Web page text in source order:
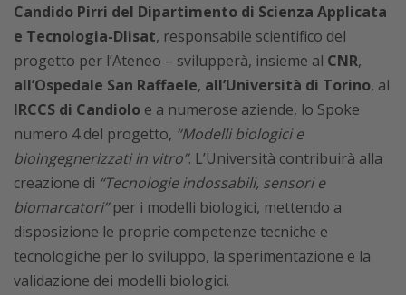
Candido Pirri del Dipartimento di Scienza Applicata
e Tecnologia-DIisat, responsabile scientifico del
progetto per l’Ateneo – svilupperà, insieme al CNR,
all’Ospedale San Raffaele, all’Università di Torino, al
IRCCS di Candiolo e a numerose aziende, lo Spoke
numero 4 del progetto, “Modelli biologici e
bioingegnerizzati in vitro”. L’Università contribuirà alla
creazione di “Tecnologie indossabili, sensori e
biomarcatori”per i modelli biologici, mettendo a
disposizione le proprie competenze tecniche e
tecnologiche per lo sviluppo, la sperimentazione e la
validazione dei modelli biologici.